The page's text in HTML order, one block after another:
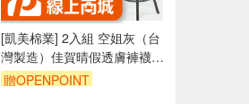
[凱美棉業] 2入組 空姐灰（台
灣製造）佳賀晴假透膚褲襪
M-XXL（四色款）
贈OPENPOINT